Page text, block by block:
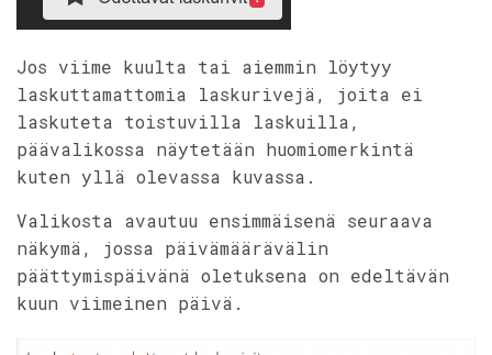
Jos viime kuulta tai aiemmin löytyy
laskuttamattomia laskurivejä, joita ei
laskuteta toistuvilla laskuilla,
päävalikossa näytetään huomiomerkintä
kuten yllä olevassa kuvassa.
Valikosta avautuu ensimmäisenä seuraava
näkymä, jossa päivämäärävälin
päättymispäivänä oletuksena on edeltävän
kuun viimeinen päivä.